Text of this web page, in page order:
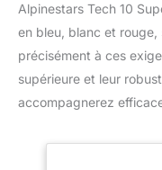
Alpinestars Tech 10
en bleu, blanc et
précisément à ces
supérieure et leur
accompagnerez